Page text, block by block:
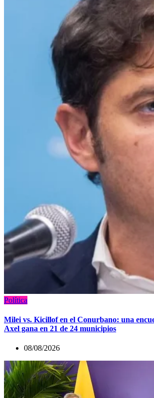
Política
Milei vs. Kicillof en el Conurbano: una
Axel gana en 21 de 24 municipios
08/08/2026